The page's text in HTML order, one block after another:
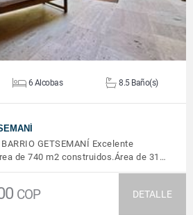
6 Alcobas 8.5 Baño(s)
BARRIO GETSEMANÍ Excelente
de 740 m2 construidos.Área de 31…
COP DETALLE